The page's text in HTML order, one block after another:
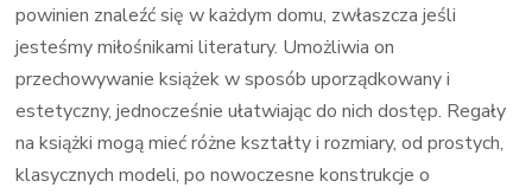
powinien znaleźć się w każdym domu, zwłaszcza jeśli
jesteśmy miłośnikami literatury. Umożliwia on
przechowywanie książek w sposób uporządkowany i
estetyczny, jednocześnie ułatwiając do nich dostęp. Regały
na książki mogą mieć różne kształty i rozmiary, od prostych,
klasycznych modeli, po nowoczesne konstrukcje o